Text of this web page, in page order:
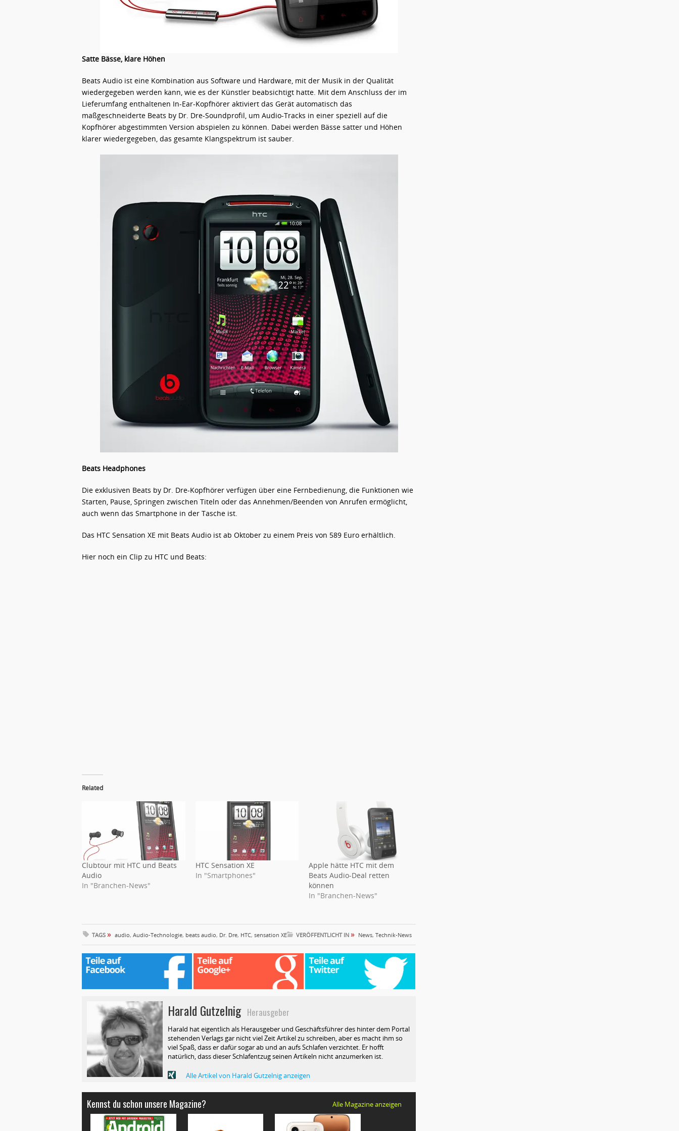
Satte Bässe, klare Höhen
Beats Audio ist eine Kombination aus Software und Hardware, mit der Musik in der Qualität
wiedergegeben werden kann, wie es der Künstler beabsichtigt hatte. Mit dem Anschluss der im
Lieferumfang enthaltenen In-Ear-Kopfhörer aktiviert das Gerät automatisch das
maßgeschneiderte Beats by Dr. Dre-Soundprofil, um Audio-Tracks in einer speziell auf die
Kopfhörer abgestimmten Version abspielen zu können. Dabei werden Bässe satter und Höhen
klarer wiedergegeben, das gesamte Klangspektrum ist sauber.
Beats Headphones
Die exklusiven Beats by Dr. Dre-Kopfhörer verfügen über eine Fernbedienung, die Funktionen wie
Starten, Pause, Springen zwischen Titeln oder das Annehmen/Beenden von Anrufen ermöglicht,
auch wenn das Smartphone in der Tasche ist.
Das HTC Sensation XE mit Beats Audio ist ab Oktober zu einem Preis von 589 Euro erhältlich.
Hier noch ein Clip zu HTC und Beats:
Related
Clubtour mit HTC und Beats
Audio
In "Branchen-News"
HTC Sensation XE
In "Smartphones"
Apple hätte HTC mit dem
Beats Audio-Deal retten
können
In "Branchen-News"
TAGS » audio, Audio-Technologie, beats audio, Dr. Dre, HTC, sensation XE VERÖFFENTLICHT IN » News, Technik-News
Harald GutzelnigHerausgeber
Harald hat eigentlich als Herausgeber und Geschäftsführer des hinter dem Portal
stehenden Verlags gar nicht viel Zeit Artikel zu schreiben, aber es macht ihm so
viel Spaß, dass er dafür sogar ab und an aufs Schlafen verzichtet. Er hofft
natürlich, dass dieser Schlafentzug seinen Artikeln nicht anzumerken ist.
Alle Artikel von Harald Gutzelnig anzeigen
Kennst du schon unsere Magazine? Alle Magazine anzeigen